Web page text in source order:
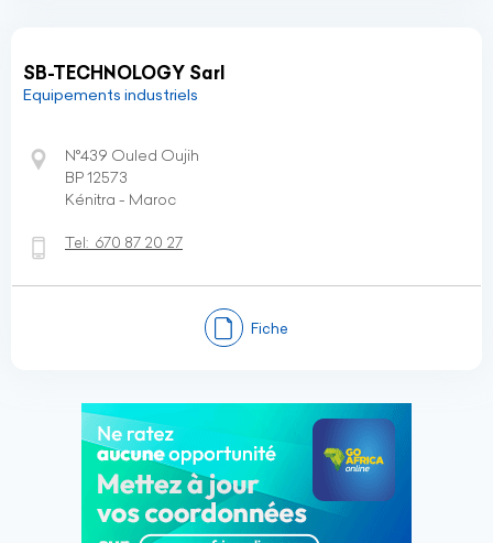
SB-TECHNOLOGY Sarl
Equipements industriels
N°439 Ouled Oujih
BP 12573
Kénitra - Maroc
Tel: 670 87 20 27
Fiche